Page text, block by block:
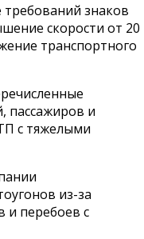
знаков
скорости от 20
транспортного
пассажиров и
с тяжелыми
из-за
и перебоев с